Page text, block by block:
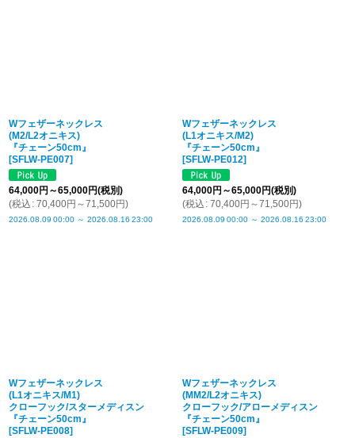
Wフェザーネックレス
(M2/L2オニキス)
『チェーン50cm』
[SFLW-PE007]
64,000円 ～65,000円(税別)
(税込 : 70,400円 ～71,500円)
2026.08.09 00:00 ～ 2026.08.16 23:00
Wフェザーネックレス
(L1オニキス/M2)
『チェーン50cm』
[SFLW-PE012]
64,000円 ～65,000円(税別)
(税込 : 70,400円 ～71,500円)
2026.08.09 00:00 ～ 2026.08.16 23:00
Wフェザーネックレス
(L1オニキス/M1)
クローフック/スターメディスン
『チェーン50cm』
[SFLW-PE008]
Wフェザーネックレス
(MM2/L2オニキス)
クローフック/アローメディスン
『チェーン50cm』
[SFLW-PE009]